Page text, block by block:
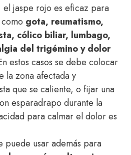
el jaspe rojo es eficaz para
gota, reumatismo,
cólico biliar, lumbago,
del trigémino y dolor
estos casos se debe colocar
la zona afectada y
que se caliente, o fijar una
esparadrapo durante la
para calmar el dolor es
puede usar además para